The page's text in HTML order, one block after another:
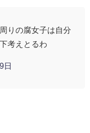
りの腐女子は自分
考えとるわ
日